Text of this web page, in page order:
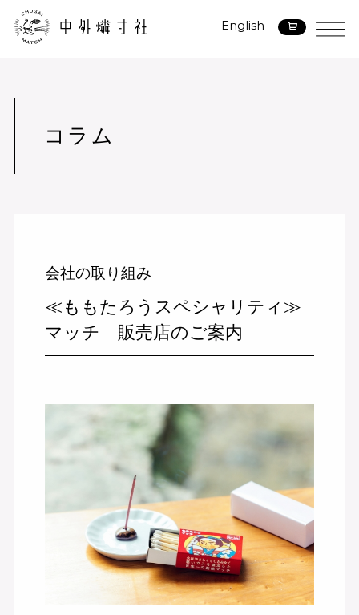
English
コラム
会社の取り組み
≪ももたろうスペシャリティ≫
マッチ 販売店のご案内